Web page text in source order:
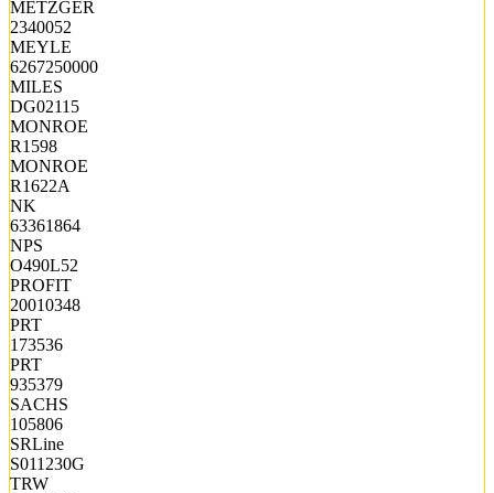
METZGER
2340052
MEYLE
6267250000
MILES
DG02115
MONROE
R1598
MONROE
R1622A
NK
63361864
NPS
O490L52
PROFIT
20010348
PRT
173536
PRT
935379
SACHS
105806
SRLine
S011230G
TRW